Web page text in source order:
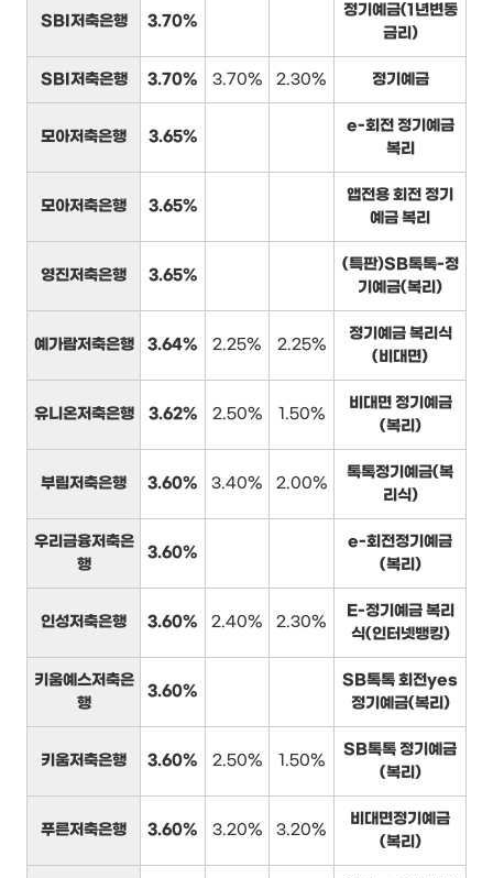
SBI저축은행 3.70%
정기예금(1년변동
금리)
SBI저축은행 3.70% 3.70% 2.30% 정기예금
모아저축은행 3.65%
e-회전 정기예금
복리
모아저축은행 3.65%
앱전용 회전 정기
예금 복리
영진저축은행 3.65%
(특판)SB톡톡-정
기예금(복리)
예가람저축은행 3.64% 2.25% 2.25%
정기예금 복리식
(비대면)
유니온저축은행 3.62% 2.50% 1.50%
비대면 정기예금
(복리)
부림저축은행 3.60% 3.40% 2.00%
톡톡정기예금(복
리식)
우리금융저축은
행
3.60%
e-회전정기예금
(복리)
인성저축은행 3.60% 2.40% 2.30%
E-정기예금 복리
식(인터넷뱅킹)
키움예스저축은
행
3.60%
SB톡톡 회전yes
정기예금(복리)
키움저축은행 3.60% 2.50% 1.50%
SB톡톡 정기예금
(복리)
푸른저축은행 3.60% 3.20% 3.20%
비대면정기예금
(복리)